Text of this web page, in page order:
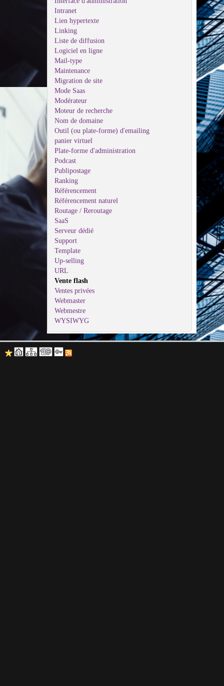
Intranet
Lien hypertexte
Linking
Liste de diffusion
Logiciel en ligne
Mail-type
Maintenance
Migration de site
Mode Saas
Modérateur
Moteur de recherche
Nom de domaine
Outil (ou plate-forme) d'emailing
panier virtuel
Plate-forme d'administration
Podcast
Publipostage
Ranking
Référencement
Référencement naturel
Routage / Reroutage
SaaS
Serveur dédié
Support
Template
Up-selling
URL
Vente flash
Ventes privées
Webmaster
Webmestre
WYSIWYG